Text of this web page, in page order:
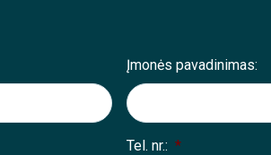
Įmonės pavadinimas:
Tel. nr.: *